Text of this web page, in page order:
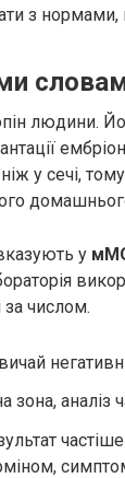
з
людини.
у сечі,
у
за числом.
зона, аналіз